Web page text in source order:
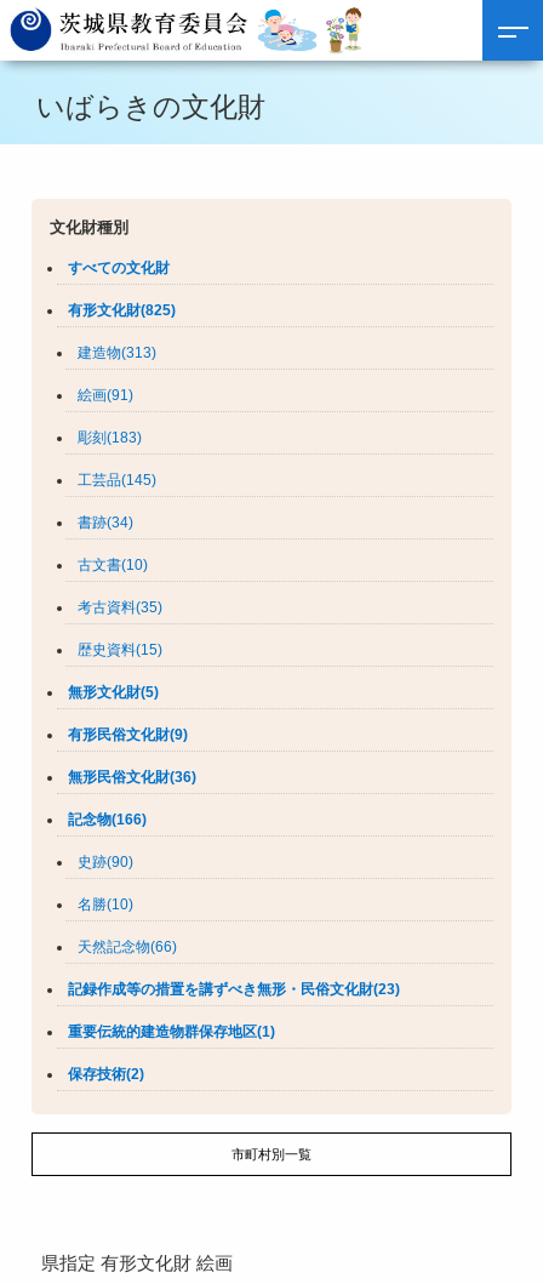
いばらきの文化財
文化財種別
すべての文化財
有形文化財(825)
建造物(313)
絵画(91)
彫刻(183)
工芸品(145)
書跡(34)
古文書(10)
考古資料(35)
歴史資料(15)
無形文化財(5)
有形民俗文化財(9)
無形民俗文化財(36)
記念物(166)
史跡(90)
名勝(10)
天然記念物(66)
記録作成等の措置を講ずべき無形・民俗文化財(23)
重要伝統的建造物群保存地区(1)
保存技術(2)
市町村別一覧
県指定 有形文化財 絵画